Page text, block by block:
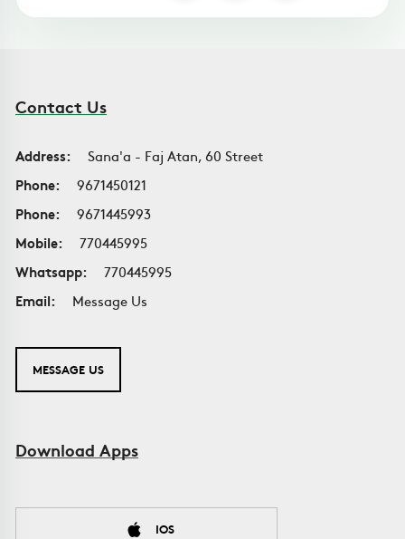
Contact Us
Address:
Sana'a - Faj Atan, 60 Street
Phone:
9671450121
Phone:
9671445993
Mobile:
770445995
Whatsapp:
770445995
Email:
Message Us
MESSAGE US
Download Apps
IOS